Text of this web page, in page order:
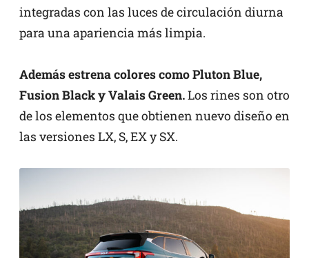
integradas con las luces de circulación diurna
para una apariencia más limpia.
Además estrena colores como Pluton Blue,
Fusion Black y Valais Green.Los rines son otro
de los elementos que obtienen nuevo diseño en
las versiones LX, S, EX y SX.